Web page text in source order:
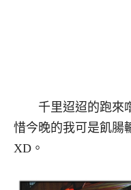
千里迢迢的跑來嚐
惜今晚的我可是飢腸
XD。